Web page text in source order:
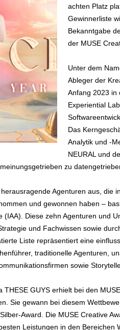
achten Platz
Gewinnerliste
Bekanntgabe
der MUSE
Unter dem
Ableger der
Anfang 2023 in
Experiential
Das
Analytik und -
NEURAL und
zu
Agenturen aus, die
und gewonnen haben –
(IAA). Diese zehn Agenturen und
und Fachwissen sowie
Liste repräsentiert eine
traditionelle Agenturen,
sowie
THESE GUYS erhielt bei den
Sie gewann bei diesem
Award. Die MUSE Creative
Leistungen in den Bereichen